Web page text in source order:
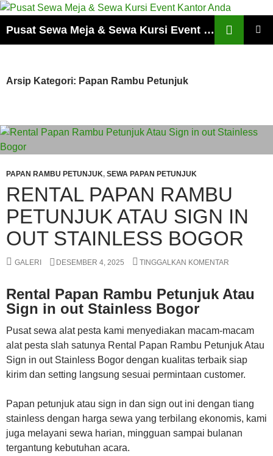
Pusat Sewa Meja & Sewa Kursi Event Kantor Anda
Arsip Kategori: Papan Rambu Petunjuk
PAPAN RAMBU PETUNJUK, SEWA PAPAN PETUNJUK
RENTAL PAPAN RAMBU
PETUNJUK ATAU SIGN IN
OUT STAINLESS BOGOR
GALERI DESEMBER 4, 2025 TINGGALKAN KOMENTAR
Rental Papan Rambu Petunjuk Atau
Sign in out Stainless Bogor
Pusat sewa alat pesta kami menyediakan macam-macam
alat pesta slah satunya Rental Papan Rambu Petunjuk Atau
Sign in out Stainless Bogor dengan kualitas terbaik siap
kirim dan setting langsung sesuai permintaan customer.
Papan petunjuk atau sign in dan sign out ini dengan tiang
stainless dengan harga sewa yang terbilang ekonomis, kami
juga melayani sewa harian, mingguan sampai bulanan
tergantung kebutuhan acara.